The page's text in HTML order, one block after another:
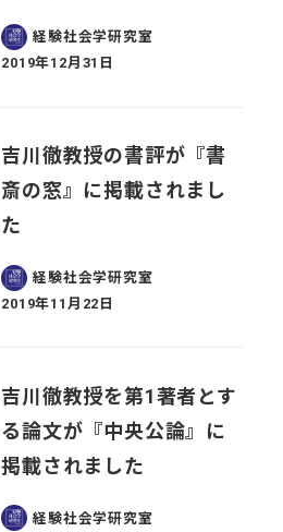
経験社会学研究室
投稿日
2019年12月31日
吉川徹教授の書評が『書
斎の窓』に掲載されまし
た
経験社会学研究室
投稿日
2019年11月22日
吉川徹教授を第1著者とす
る論文が『中央公論』に
掲載されました
経験社会学研究室